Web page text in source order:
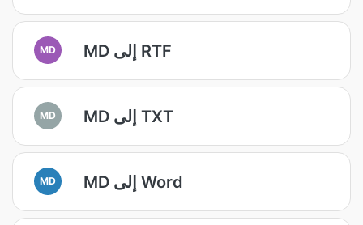
MD MD إلى RTF
MD MD إلى TXT
MD MD إلى Word